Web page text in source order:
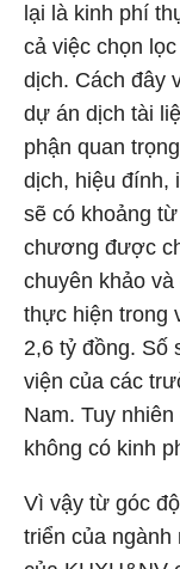
lại là kinh phí
cả việc chọn
dịch. Cách đây
dự án dịch tài
phận quan
dịch, hiệu đính,
sẽ có khoảng
chương được
chuyên khảo
thực hiện trong
2,6 tỷ đồng. Số
viện của các
Nam. Tuy
không có kinh
Vì vậy từ góc
triển của ngành